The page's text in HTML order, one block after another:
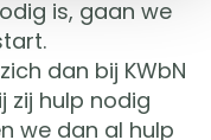
is, gaan we
dan bij KWbN
zij hulp nodig
we dan al hulp